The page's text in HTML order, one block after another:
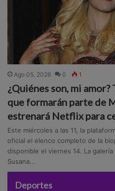
Ago 05, 2026 0 1
¿Quiénes son, mi
que formarán parte de
estrenará Netflix para
Este miércoles a las 11, la
oficial el elenco completo de la
disponible el viernes 14. La
Susana...
Deportes